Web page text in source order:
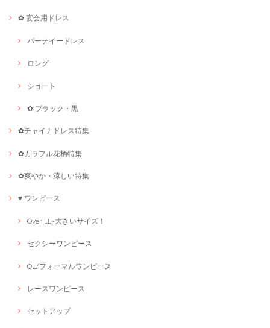
✿ 宴会用ドレス
パーテイードレス
ロング
ショート
✿ ブラック・黒
✿チャイナドレス特集
✿カラフル花柄特集
✿爽やか・涼しい特集
♥ ワンピース
Over LL~大きいサイズ！
セクシーワンピース
OL/フォーマルワンピース
レースワンピース
セットアップ